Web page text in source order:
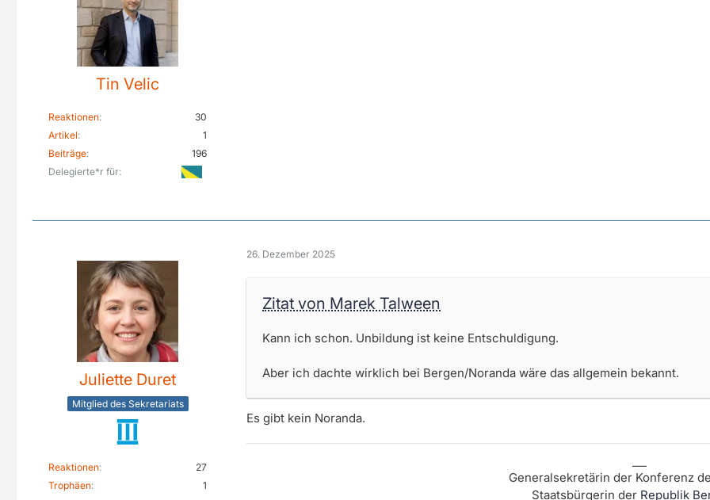
Tin Velic
Reaktionen
30
Artikel
1
Beiträge
196
Delegierte*r für
Juliette Duret
Mitglied des Sekretariats
Reaktionen
27
Trophäen
1
26. Dezember 2025
Zitat von Marek Talween
Kann ich schon. Unbildung ist keine Entschuldigung.
Aber ich dachte wirklich bei Bergen/Noranda wäre das allgemein bekannt.
Es gibt kein Noranda.
Generalsekretärin der Konferenz
Staatsbürgerin der Republik